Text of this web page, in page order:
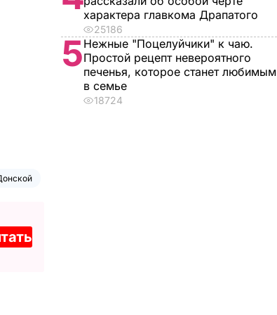
характера главкома Драпатого
25186
5Нежные "Поцелуйчики" к чаю.
Простой рецепт невероятного
печенья, которое станет любимым
в семье
18724